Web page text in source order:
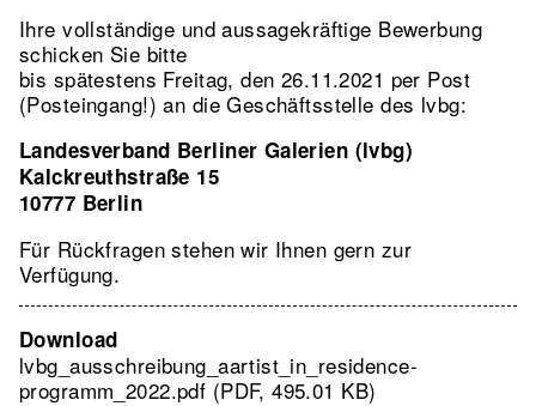
Ihre vollständige und aussagekräftige Bewerbung
schicken Sie bitte
bis spätestens Freitag, den 26.11.2021 per Post
(Posteingang!) an die Geschäftsstelle des lvbg:
Landesverband Berliner Galerien (lvbg)
Kalckreuthstraße 15
10777 Berlin
Für Rückfragen stehen wir Ihnen gern zur
Verfügung.
Download
lvbg_ausschreibung_aartist_in_residence-
programm_2022.pdf (PDF, 495.01 KB)